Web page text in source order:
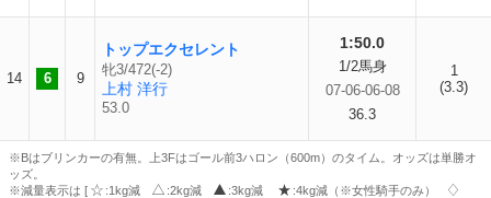
14 6 9
トップエクセレント
牝3/472(-2)
上村 洋行
53.0
1:50.0
1/2馬身
07-06-06-08
36.3
1
(3.3)
※Bはブリンカーの有無。上3Fはゴール前3ハロン（600m）のタイム。オッズは単勝オ
ッズ。
※減量表示は [
:1kg減 :2kg減 :3kg減
:4kg減（※女性騎手のみ）